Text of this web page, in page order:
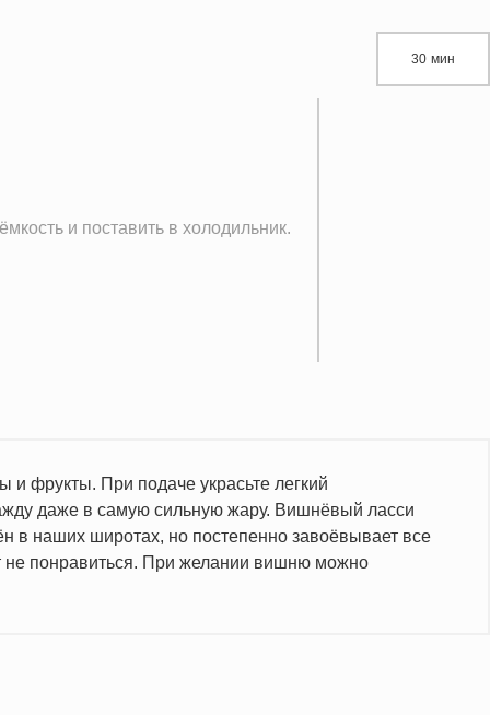
30 мин
и поставить в холодильник.
фрукты. При подаче украсьте легкий
даже в самую сильную жару. Вишнёвый ласси
в наших широтах, но постепенно завоёвывает все
не понравиться. При желании вишню можно